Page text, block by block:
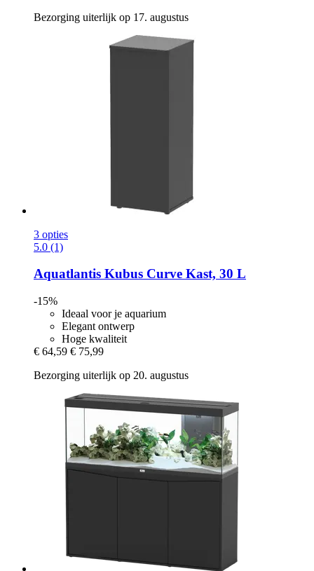
Bezorging uiterlijk op 17. augustus
3 opties
5.0 (1)
Aquatlantis Kubus Curve Kast, 30 L
-15%
Ideaal voor je aquarium
Elegant ontwerp
Hoge kwaliteit
€ 64,59 € 75,99
Bezorging uiterlijk op 20. augustus